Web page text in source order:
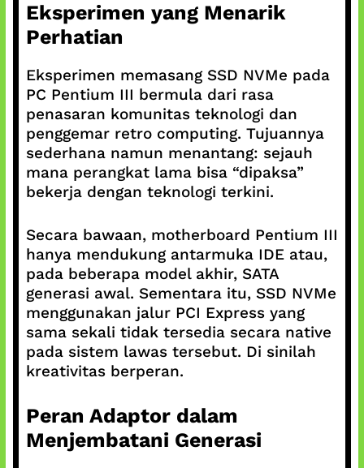
Eksperimen yang Menarik
Perhatian
Eksperimen memasang SSD NVMe pada
PC Pentium III bermula dari rasa
penasaran komunitas teknologi dan
penggemar retro computing. Tujuannya
sederhana namun menantang: sejauh
mana perangkat lama bisa “dipaksa”
bekerja dengan teknologi terkini.
Secara bawaan, motherboard Pentium III
hanya mendukung antarmuka IDE atau,
pada beberapa model akhir, SATA
generasi awal. Sementara itu, SSD NVMe
menggunakan jalur PCI Express yang
sama sekali tidak tersedia secara native
pada sistem lawas tersebut. Di sinilah
kreativitas berperan.
Peran Adaptor dalam
Menjembatani Generasi